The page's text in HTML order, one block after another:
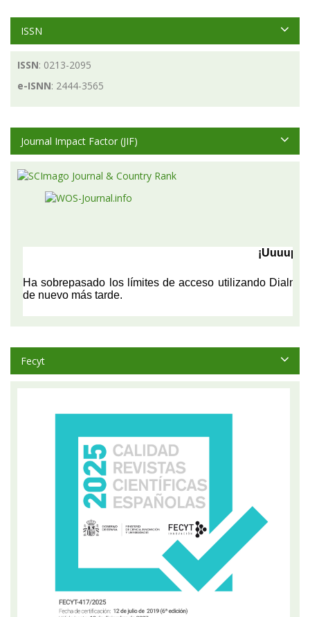
ISSN
ISSN: 0213-2095
e-ISNN: 2444-3565
Journal Impact Factor (JIF)
Fecyt